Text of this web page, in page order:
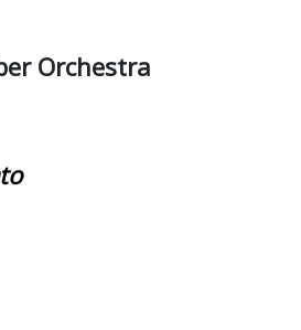
Orchestra